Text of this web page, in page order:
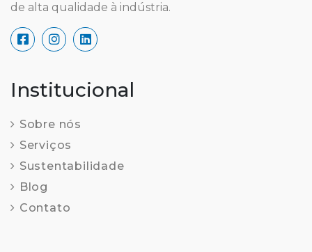
de alta qualidade à indústria.
Institucional
Sobre nós
Serviços
Sustentabilidade
Blog
Contato